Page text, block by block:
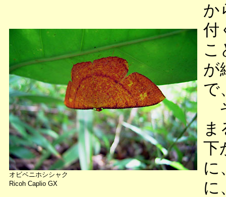
オビベニホシシャク
Ricoh Caplio GX
か
付
こ
が
で
下
に
に